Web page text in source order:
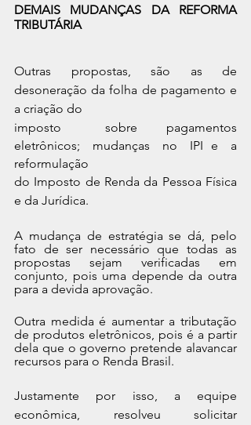
DEMAIS MUDANÇAS DA REFORMA
TRIBUTÁRIA
Outras propostas, são as de
desoneração da folha de pagamento e
a criação do
imposto   sobre  pagamentos
eletrônicos;   mudanças   no   IPI  e   a
reformulação
do Imposto de Renda da Pessoa Física
e da Jurídica.
A mudança de estratégia se dá, pelo
fato de ser necessário que todas as
propostas sejam verificadas em
conjunto, pois uma depende da outra
para a devida aprovação.
Outra medida é aumentar a tributação
de produtos eletrônicos, pois é a partir
dela que o governo pretende alavancar
recursos para o Renda Brasil.
Justamente por isso, a equipe
econômica, resolveu solicitar